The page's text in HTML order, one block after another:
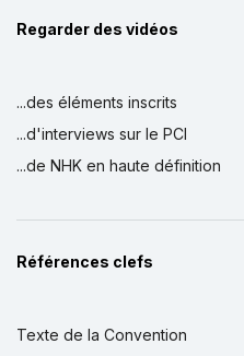
Regarder des vidéos
...des éléments inscrits
...d'interviews sur le PCI
...de NHK en haute définition
Références clefs
Texte de la Convention